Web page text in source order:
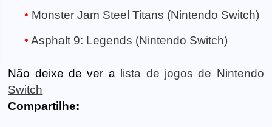
Monster Jam Steel Titans (Nintendo Switch)
Asphalt 9: Legends (Nintendo Switch)
Não deixe de ver a
lista de jogos de Nintendo
Switch
Compartilhe: